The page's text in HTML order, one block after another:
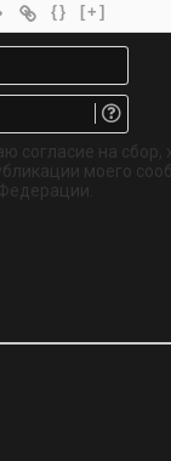
{} [+]
Имя*
Email.
согласие на
моего